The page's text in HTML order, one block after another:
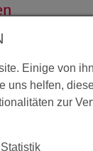
Einige von
uns helfen,
zur
Statistik